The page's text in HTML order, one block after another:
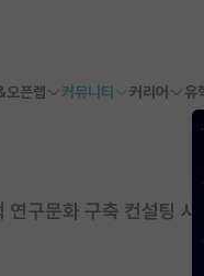
오픈랩 커뮤니티 커리어 유
구문화 구축 컨설팅